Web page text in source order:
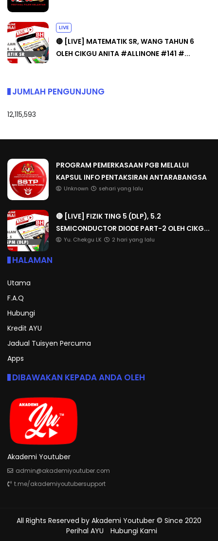
LIVE
🔴 [LIVE] MATEMATIK SR, WANG TAHUN 6
OLEH CIKGU ANITA #ALLINONE #141 #...
JUMLAH PENGUNJUNG
12,115,593
PROGRAM PEMERKASAAN PGB MELALUI
KAPSUL INFO PENTAKSIRAN ANTARABANGSA
Unknown sehari yang lalu
🔴 [LIVE] FIZIK TING 5 (DLP), 5.2
SEMICONDUCTOR DIODE PART-2 OLEH CIKG...
Yu. Chekgu LK 2 hari yang lalu
HALAMAN
Utama
F.A.Q
Hubungi
Kredit AYU
Jadual Tuisyen Percuma
Apps
DIBAWAKAN KEPADA ANDA OLEH
Akademi Youtuber
admin@akademiyoutuber.com
t.me/akademiyoutubersupport
All Rights Reserved by Akademi Youtuber © Since 2020
Perihal AYU
Hubungi Kami